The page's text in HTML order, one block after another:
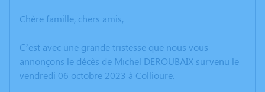
Chère famille, chers amis,
C’est avec une grande tristesse que nous vous
annonçons le décès de Michel DEROUBAIX survenu le
vendredi 06 octobre 2023 à Collioure.